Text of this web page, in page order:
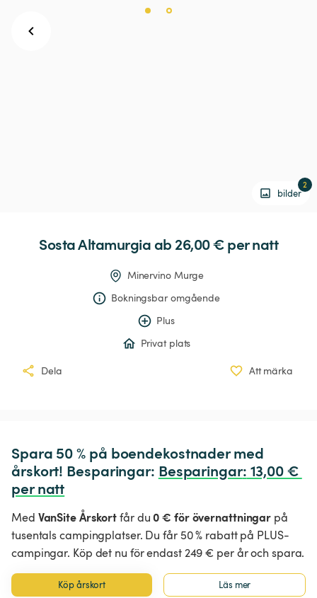
bilder
2
SostaAltamurgia ab 26,00 € per natt
Minervino Murge
Bokningsbar omgående
Plus
Privat plats
Dela Att märka
Spara 50 % på boendekostnader med
årskort! Besparingar: Besparingar: 13,00 €
per natt
Med VanSite Årskortfår du0 € för övernattningar på
tusentals campingplatser. Du får 50 % rabatt på PLUS-
campingar. Köp det nu för endast 249 € per år och spara.
Köp årskort Läs mer